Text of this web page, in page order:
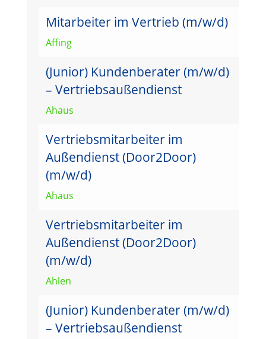
Mitarbeiter im Vertrieb (m/w/d)
Affing
(Junior) Kundenberater (m/w/d)
– Vertriebsaußendienst
Ahaus
Vertriebsmitarbeiter im
Außendienst (Door2Door)
(m/w/d)
Ahaus
Vertriebsmitarbeiter im
Außendienst (Door2Door)
(m/w/d)
Ahlen
(Junior) Kundenberater (m/w/d)
– Vertriebsaußendienst